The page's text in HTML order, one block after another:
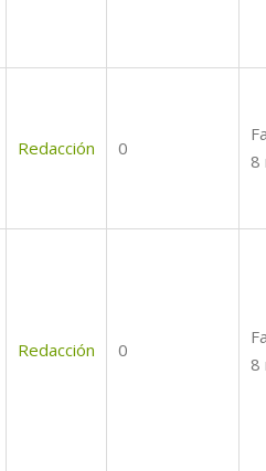
Redacción 0
8
Redacción 0
8